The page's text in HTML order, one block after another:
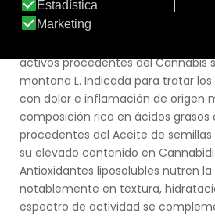
inmediato una agradable
y bienestar, gracias a su efecto frío
activos procedentes del Cannabis
montana L. Indicada para tratar
con dolor e inflamación de origen
composición rica en ácidos grasos
procedentes del Aceite de
su elevado contenido en
Antioxidantes liposolubles nutren
notablemente en textura,
espectro de actividad se